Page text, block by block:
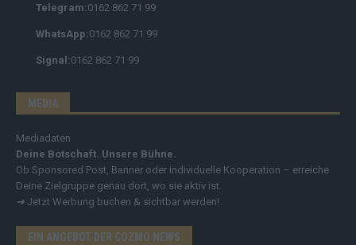
Telegram:0162 862 71 99
WhatsApp:0162 862 71 99
Signal:0162 862 71 99
MEDIA
Mediadaten
Deine Botschaft. Unsere Bühne.
Ob Sponsored Post, Banner oder individuelle Kooperation – erreiche
Deine Zielgruppe genau dort, wo sie aktiv ist.
➔ Jetzt Werbung buchen & sichtbar werden!
EIN ANGEBOT DER COZMO NEWS